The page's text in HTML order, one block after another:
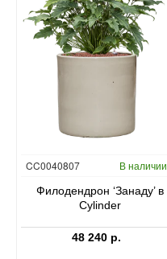
CC0040807 В наличии
Филодендрон ‘Занаду’ в
Cylinder
48 240 р.